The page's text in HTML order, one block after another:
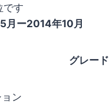
です
月ー2014年10月
グレード
ン